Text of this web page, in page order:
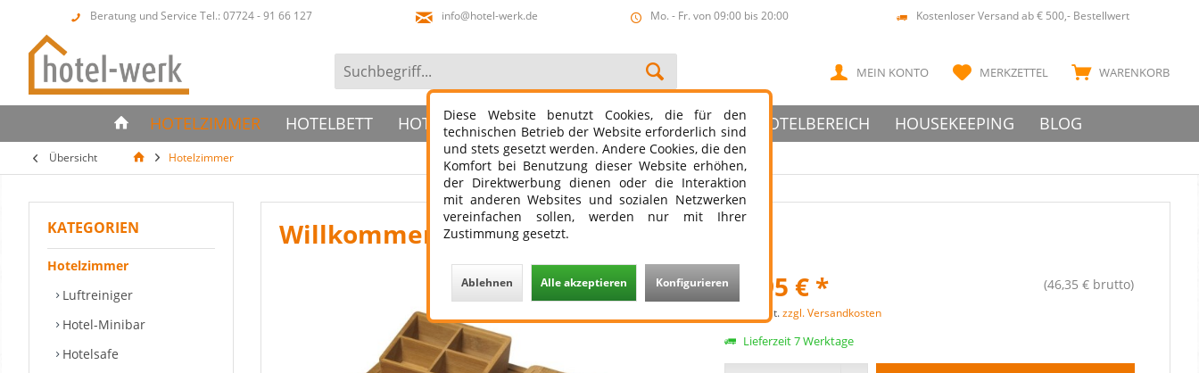
Beratung und Service Tel.: 07724 - 91 66 127 info@hotel-werk.de Mo. - Fr. von 09:00 bis 20:00 Kostenloser Versand ab € 500,- Bestellwert
WARENKORB
MERKZETTEL
MEIN KONTO
HOTELZIMMER HOTELBETT HOTELBAD HOTELSLIPPER ÖFFENTLICHER HOTELBEREICH HOUSEKEEPING BLOG
Übersicht Hotelzimmer
KATEGORIEN
Hotelzimmer
Luftreiniger
Hotel-Minibar
Hotelsafe
Willkommenstablett Set Stylus Bambus
38,95 € *
(46,35 € brutto)
zzgl. MwSt.zzgl. Versandkosten
Lieferzeit 7 Werktage
Diese Website benutzt Cookies, die für den
technischen Betrieb der Website erforderlich sind
und stets gesetzt werden. Andere Cookies, die den
Komfort bei Benutzung dieser Website erhöhen,
der Direktwerbung dienen oder die Interaktion
mit anderen Websites und sozialen Netzwerken
vereinfachen sollen, werden nur mit Ihrer
Zustimmung gesetzt.
Ablehnen Alle akzeptieren Konfigurieren